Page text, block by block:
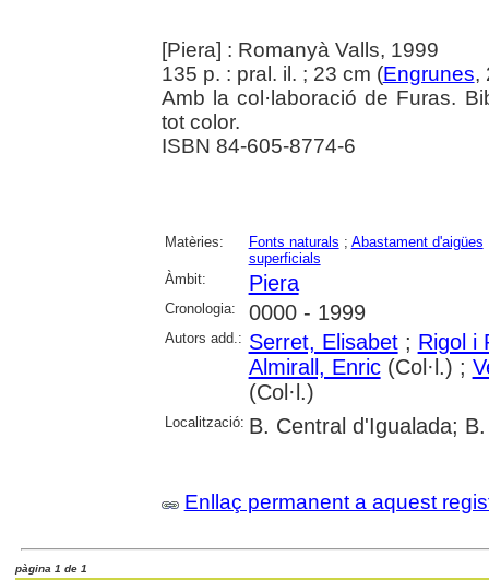
[Piera] : Romanyà Valls, 1999
135 p. : pral. il. ; 23 cm (Engrunes,
Amb la col·laboració de Furas.
tot color.
ISBN 84-605-8774-6
Matèries: Fonts naturals ; Abastament d'aigües
superficials
Àmbit:
Piera
Cronologia: 0000 - 1999
Autors add.: Serret, Elisabet; Rigol i
Almirall, Enric(Col·l.) ;
(Col·l.)
Localització: B. Central d'Igualada;
Enllaç permanent a aquest
pàgina 1 de 1